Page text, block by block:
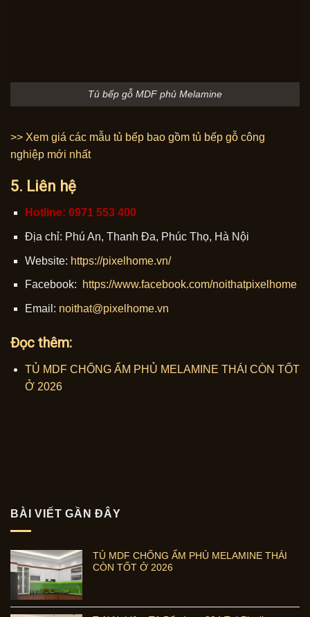
BÀI VIẾT GẦN ĐÂY
TỦ MDF CHỐNG ẨM PHỦ MELAMINE THÁI
CÒN TỐT Ở 2026
Tủ bếp gỗ MDF phủ Melamine
>> Xem giá các mẫu tủ bếp bao gồm tủ bếp gỗ công
nghiệp mới nhất
5. Liên hệ
Hotline: 0971 553 400
Địa chỉ: Phú An, Thanh Đa, Phúc Thọ, Hà Nội
Website: https://pixelhome.vn/
Facebook: https://www.facebook.com/noithatpixelhome
Email: noithat@pixelhome.vn
Đọc thêm:
TỦ MDF CHỐNG ẨM PHỦ MELAMINE THÁI CÒN TỐT
Ở 2026